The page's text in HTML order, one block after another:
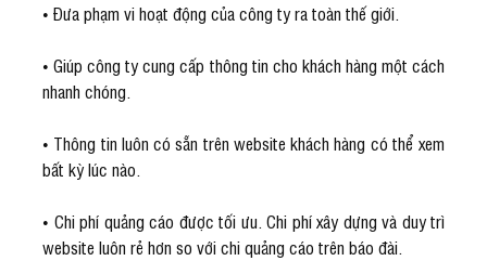
• Đưa phạm vi hoạt động của công ty ra toàn thế giới.
• Giúp công ty cung cấp thông tin cho khách hàng một cách
nhanh chóng.
• Thông tin luôn có sẵn trên website khách hàng có thể xem
bất kỳ lúc nào.
• Chi phí quảng cáo được tối ưu. Chi phí xây dựng và duy trì
website luôn rẻ hơn so với chi quảng cáo trên báo đài.